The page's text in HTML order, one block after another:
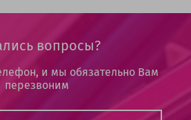
вопросы?
и мы обязательно Вам
перезвоним